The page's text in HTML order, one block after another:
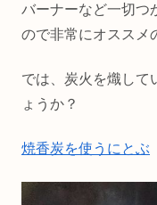
バーナーなど一切つ
ので非常にオススメ
では、炭火を熾して
ょうか？
焼香炭を使うにとぶ